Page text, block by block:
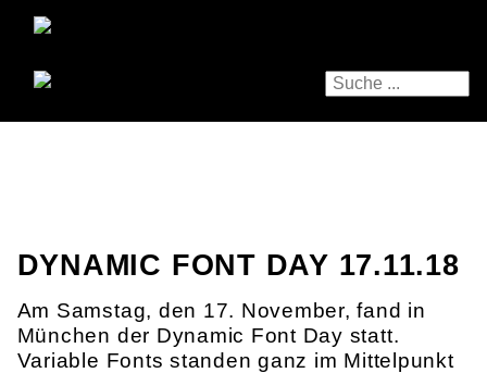
DYNAMIC FONT DAY 17.11.18
Am Samstag, den 17. November, fand in
München der Dynamic Font Day statt.
Variable Fonts standen ganz im Mittelpunkt